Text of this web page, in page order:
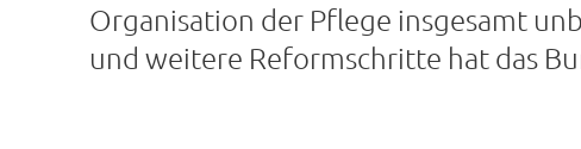
Organisation der Pflege insgesamt
und weitere Reformschritte hat das